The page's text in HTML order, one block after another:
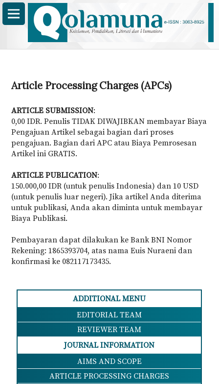
Article Processing Charges (APCs)
ARTICLE SUBMISSION:
0,00 IDR. Penulis TIDAK DIWAJIBKAN membayar Biaya
Pengajuan Artikel sebagai bagian dari proses
pengajuan. Bagian dari APC atau Biaya Pemrosesan
Artikel ini GRATIS.
ARTICLE PUBLICATION:
150.000,00 IDR (untuk penulis Indonesia) dan 10 USD
(untuk penulis luar negeri). Jika artikel Anda diterima
untuk publikasi, Anda akan diminta untuk membayar
Biaya Publikasi.
Pembayaran dapat dilakukan ke Bank BNI Nomor
Rekening: 1865393704, atas nama Euis Nuraeni dan
konfirmasi ke 082117173435.
ADDITIONAL MENU
EDITORIAL TEAM
REVIEWER TEAM
JOURNAL INFORMATION
AIMS AND SCOPE
ARTICLE PROCESSING CHARGES